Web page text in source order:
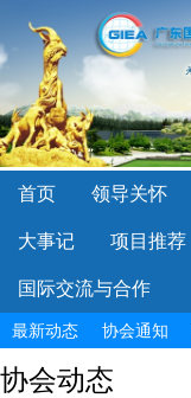
首页 领导关怀
大事记 项目推荐
国际交流与合作
最新动态 协会通知
协会动态